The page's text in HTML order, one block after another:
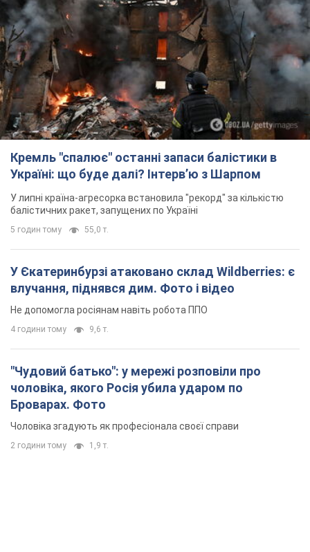
Кремль "спалює" останні запаси балістики в
Україні: що буде далі? Інтерв’ю з Шарпом
У липні країна-агресорка встановила "рекорд" за кількістю
балістичних ракет, запущених по Україні
5 годин тому 55,0 т.
У Єкатеринбурзі атаковано склад Wildberries: є
влучання, піднявся дим. Фото і відео
Не допомогла росіянам навіть робота ППО
4 години тому 9,6 т.
"Чудовий батько": у мережі розповіли про
чоловіка, якого Росія убила ударом по
Броварах. Фото
Чоловіка згадують як професіонала своєї справи
2 години тому 1,9 т.